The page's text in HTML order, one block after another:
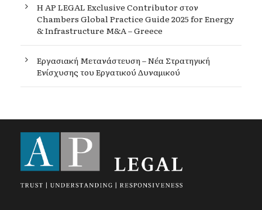
Η AP LEGAL Exclusive Contributor στον
Chambers Global Practice Guide 2025 for Energy
& Infrastructure M&A – Greece
Εργασιακή Μετανάστευση – Νέα Στρατηγική
Ενίσχυσης του Εργατικού Δυναμικού